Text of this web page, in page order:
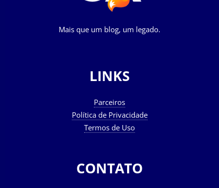
Mais que um blog, um legado.
LINKS
Parceiros
Política de Privacidade
Termos de Uso
CONTATO